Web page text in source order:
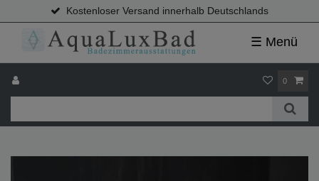
Kostenloser Versand innerhalb Deutschlands
☰ Menü
0